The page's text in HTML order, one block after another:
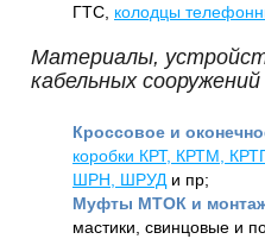
ГТС, колодцы
Материалы,
кабельных сооружений
Кроссовое и
коробки КРТ, КРТМ,
ШРН, ШРУД и пр;
Муфты МТОК и
мастики, свинцовые и